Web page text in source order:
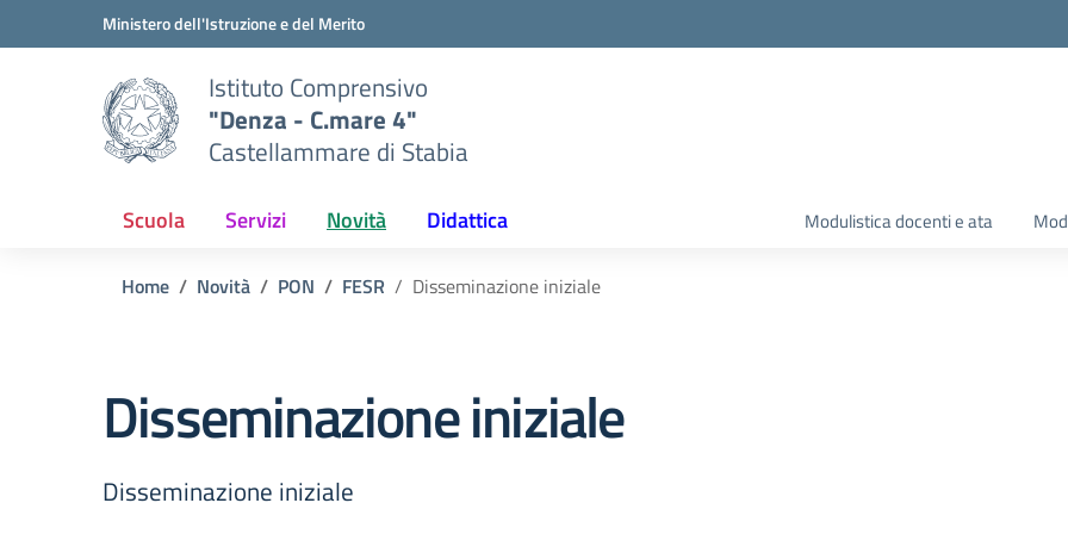
Vai ai contenuti
Vai al menu di navigazioneMinistero dell'Istruzione e del Merito
Istituto Comprensivo
"Denza - C.mare 4"
Castellammare di Stabia
Scuola Servizi Novità Didattica Modulistica docenti e ata
Home Novità PON FESR Disseminazione iniziale
Disseminazione iniziale
Disseminazione iniziale